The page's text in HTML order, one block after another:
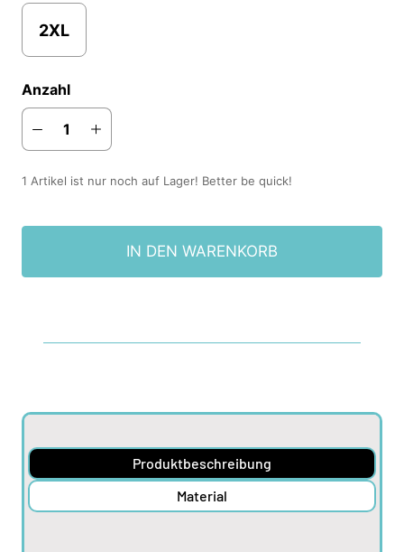
2XL
Anzahl
1 Artikel ist nur noch auf Lager! Better be quick!
IN DEN WARENKORB
Produktbeschreibung
Material